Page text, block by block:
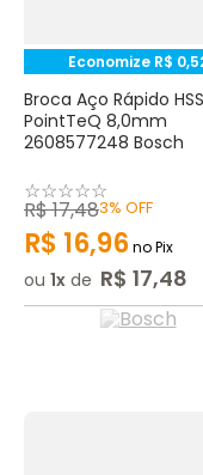
Economize R$ 0,
Broca Aço Rápido
PointTeQ 8,0mm
2608577248 Bosch
☆☆☆☆☆
R$17,483% OFF
R$ 16,96no Pix
ou 1 de R$ 17,48